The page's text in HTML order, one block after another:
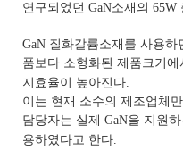
연구되었던 GaN소재의
GaN 질화갈륨소재를 사용하
품보다 소형화된 제품크기
지효율이 높아진다.
이는 현재 소수의 제조업체
담당자는 실제 GaN을 지원
용하였다고 한다.